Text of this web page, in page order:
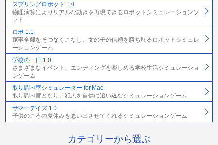
スプリングロボット 1.0
物理演算によりリアルな動きを再現できるロボットシミュレーションソ
フト
ロボ 1.1
家事全般をそつなくこなし、女の子の信頼を勝ち取るロボットシミュレ
ーションゲーム
学校の一日 1.0
さまざまなイベント、エンディングを楽しめる学校生活シミュレーショ
ンゲーム
取り調べ室シミュレーター for Mac
取り調べ官となり、犯人を自供に追い込むシミュレーションゲーム
サマーデイズ 1.0
子供のころの夏休みを思い出させてくれるシミュレーションゲーム
カテゴリーから選ぶ